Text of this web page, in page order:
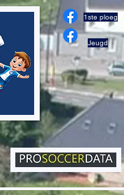
1ste ploeg
Jeugd